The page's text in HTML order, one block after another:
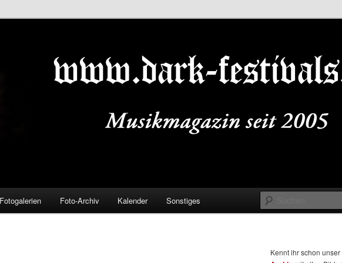
Fotogalerien Foto-Archiv Kalender Sonstiges
Kennt ihr schon unser